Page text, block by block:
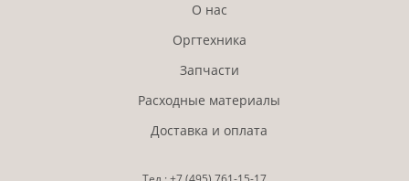
О нас
Оргтехника
Запчасти
Расходные материалы
Доставка и оплата